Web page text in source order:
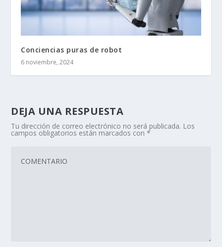
Conciencias puras de robot
6 noviembre, 2024
DEJA UNA RESPUESTA
Tu dirección de correo electrónico no será publicada. Los
campos obligatorios están marcados con*